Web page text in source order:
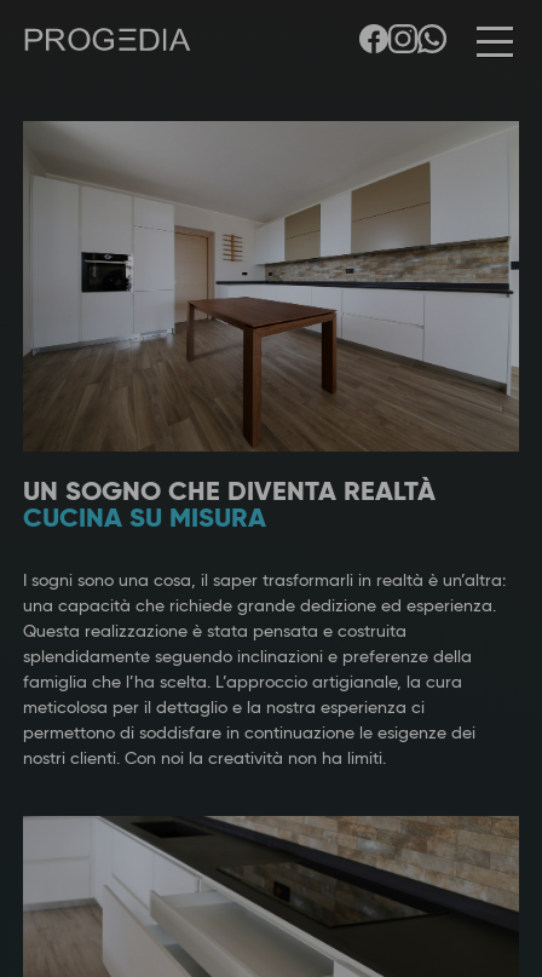
UN SOGNO CHE DIVENTA REALTÀ
CUCINA SU MISURA
I sogni sono una cosa, il saper trasformarli in realtà è un’altra:
una capacità che richiede grande dedizione ed esperienza.
Questa realizzazione è stata pensata e costruita
splendidamente seguendo inclinazioni e preferenze della
famiglia che l’ha scelta. L’approccio artigianale, la cura
meticolosa per il dettaglio e la nostra esperienza ci
permettono di soddisfare in continuazione le esigenze dei
nostri clienti. Con noi la creatività non ha limiti.